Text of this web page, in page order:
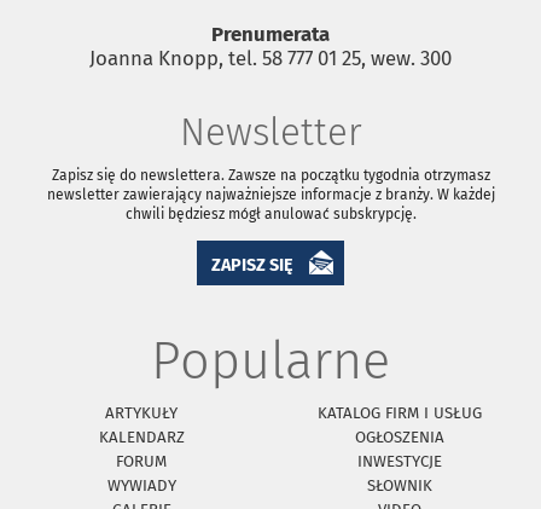
Prenumerata
Joanna Knopp, tel. 58 777 01 25, wew. 300
Newsletter
Zapisz się do newslettera. Zawsze na początku tygodnia otrzymasz
newsletter zawierający najważniejsze informacje z branży. W każdej
chwili będziesz mógł anulować subskrypcję.
ZAPISZ SIĘ
Popularne
ARTYKUŁY
KATALOG FIRM I USŁUG
KALENDARZ
OGŁOSZENIA
FORUM
INWESTYCJE
WYWIADY
SŁOWNIK